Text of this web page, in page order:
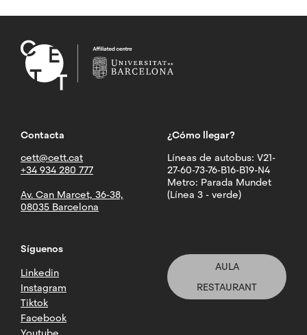
Contacta
cett@cett.cat
+34 934 280 777
Av. Can Marcet, 36-38,
08035 Barcelona
¿Cómo llegar?
Líneas de autobus: V21-
27-60-73-76-B16-B19-N4
Metro: Parada Mundet
(Línea 3 - verde)
Síguenos
Linkedin
Instagram
Tiktok
Facebook
AULA
RESTAURANT